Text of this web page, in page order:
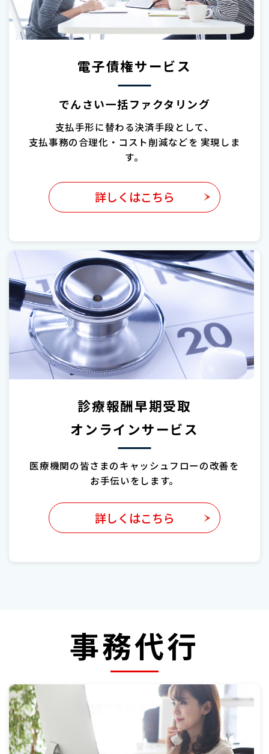
電子債権サービス
でんさい一括ファクタリング
支払手形に替わる決済手段として、
支払事務の合理化・コスト削減などを 実現しま
す。
詳しくはこちら
診療報酬早期受取
オンラインサービス
医療機関の皆さまのキャッシュフローの改善を
お手伝いをします。
詳しくはこちら
事務代行